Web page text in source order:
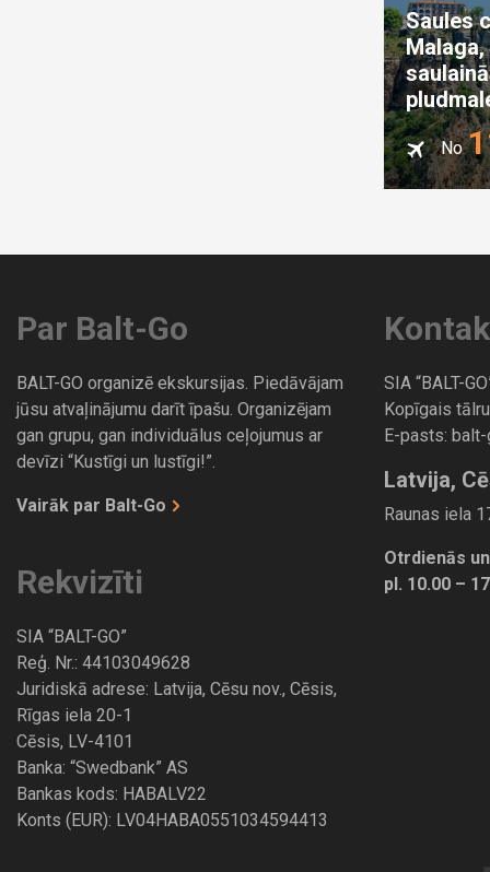
Saules
Malaga,
No
Par Balt-Go
BALT-GO organizē ekskursijas. Piedāvājam
jūsu atvaļinājumu darīt īpašu. Organizējam
gan grupu, gan individuālus ceļojumus ar
devīzi “Kustīgi un lustīgi!”.
Vairāk par Balt-Go
Rekvizīti
SIA “BALT-GO”
Reģ. Nr.: 44103049628
Juridiskā adrese: Latvija, Cēsu nov., Cēsis,
Rīgas iela 20-1
Cēsis, LV-4101
Banka: “Swedbank” AS
Bankas kods: HABALV22
Konts (EUR): LV04HABA0551034594413
SIA “BALT-
Kopīgais
E-pasts: balt-
Latvija,
Raunas iela
Otrdienās
pl. 10.00 –